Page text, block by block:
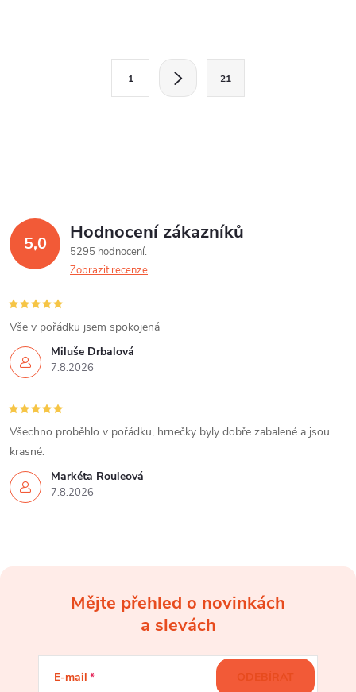
a
c
í
p
r
k
y
v
k
v
á
n
1 21
5,0 Hodnocení zákazníků
5295 hodnocení
Zobrazit recenze
Miluše Drbalová
7.8.2026
Vše v pořádku jsem spokojená
Markéta Rouleová
7.8.2026
Všechno proběhlo v pořádku, hrnečky byly dobře zabalené a jsou
krasné.
Mějte přehled o novinkách
a slevách
E-mail ODEBÍRAT